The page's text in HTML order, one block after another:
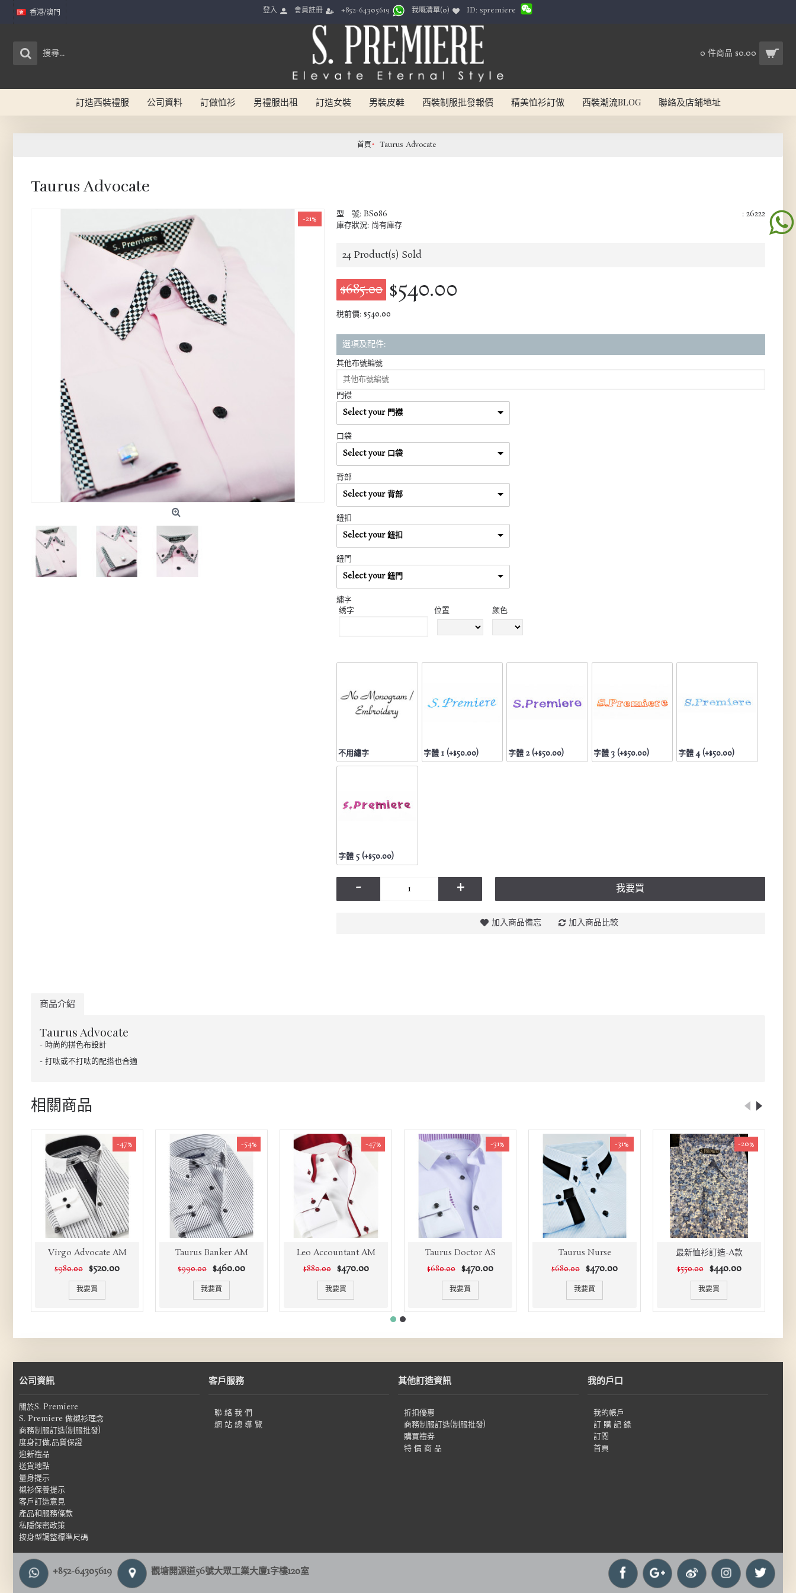
登入 會員註冊 +852-64305619 我嘅清單(0) ID: spremiere
香港/澳門
0 件商品 $0.00
訂造西裝禮服 公司資料 訂做恤衫 男禮服出租 訂造女裝 男裝皮鞋 西裝制服批發報價 精美恤衫訂做 西裝潮流BLOG 聯絡及店鋪地址
首頁 Taurus Advocate
Taurus Advocate
-21% : 26222
型 號: BS086
庫存狀況: 尚有庫存
24 Product(s) Sold
$685.00 $540.00
稅前價: $540.00
選項及配件:
其他布號編號
門襟
Select your 門襟
口袋
Select your 口袋
背部
Select your 背部
鈕扣
Select your 鈕扣
鈕門
Select your 鈕門
繡字
绣字
位置 颜色
不用繡字 字體 1 (+$50.00) 字體 2 (+$50.00) 字體 3 (+$50.00) 字體 4 (+$50.00)
字體 5 (+$50.00)
- + 我要買
加入商品備忘 加入商品比較
商品介紹
Taurus Advocate
- 時尚的拼色布設計
- 打呔或不打呔的配搭也合適
相關商品
-47%
Virgo Advocate AM
$980.00 $520.00
我要買
-54%
Taurus Banker AM
$990.00 $460.00
我要買
-47%
Leo Accountant AM
$880.00 $470.00
我要買
-31%
Taurus Doctor AS
$680.00 $470.00
我要買
-31%
Taurus Nurse
$680.00 $470.00
我要買
-20%
最新恤衫訂造-A款
$550.00 $440.00
我要買
公司資訊
關於S. Premiere
S. Premiere 做襯衫理念
商務制服訂造(制服批發)
度身訂做,品質保證
迎新禮品
送貨地點
量身提示
襯衫保養提示
客戶訂造意見
產品和服務條款
私隱保密政策
按身型調整標準尺碼
客戶服務
聯 絡 我 們
網 站 總 導 覽
其他訂造資訊
折扣優惠
商務制服訂造(制服批發)
購買禮券
特 價 商 品
我的戶口
我的帳戶
訂 購 記 錄
訂閱
首頁
+852-64305619 觀塘開源道56號大眾工業大廈1字樓120室